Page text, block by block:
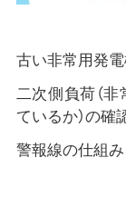
古い非常用発
二次側負荷（
ているか）の確
警報線の仕組